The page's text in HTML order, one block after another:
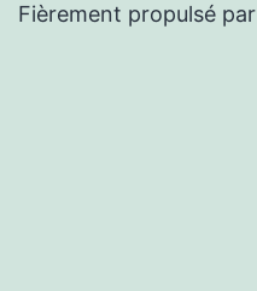
Fièrement propulsé par